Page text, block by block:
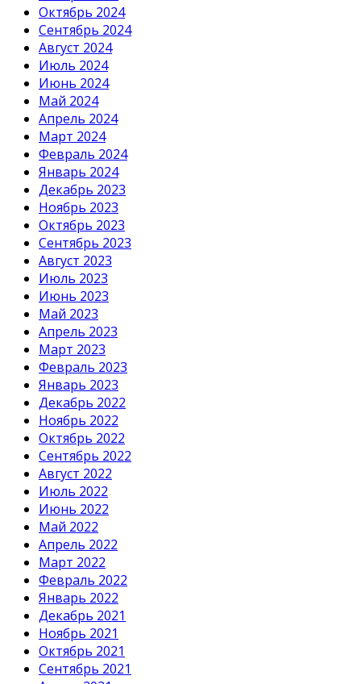
Октябрь 2024
Сентябрь 2024
Август 2024
Июль 2024
Июнь 2024
Май 2024
Апрель 2024
Март 2024
Февраль 2024
Январь 2024
Декабрь 2023
Ноябрь 2023
Октябрь 2023
Сентябрь 2023
Август 2023
Июль 2023
Июнь 2023
Май 2023
Апрель 2023
Март 2023
Февраль 2023
Январь 2023
Декабрь 2022
Ноябрь 2022
Октябрь 2022
Сентябрь 2022
Август 2022
Июль 2022
Июнь 2022
Май 2022
Апрель 2022
Март 2022
Февраль 2022
Январь 2022
Декабрь 2021
Ноябрь 2021
Октябрь 2021
Сентябрь 2021